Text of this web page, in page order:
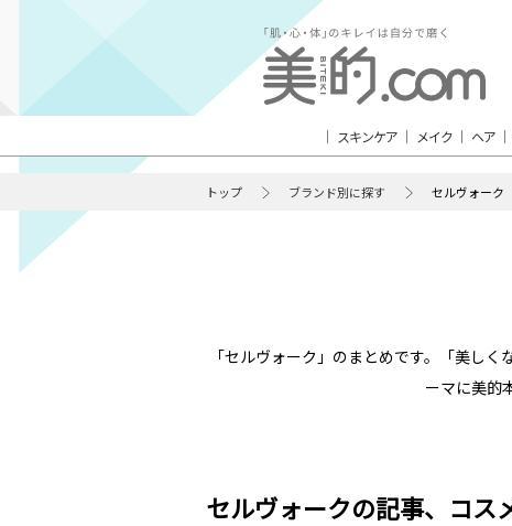
スキンケア メイク ヘア
トップ ブランド別に探す セルヴォーク
「セルヴォーク」のまとめです。「美し
ーマに美的
セルヴォークの記事、コス